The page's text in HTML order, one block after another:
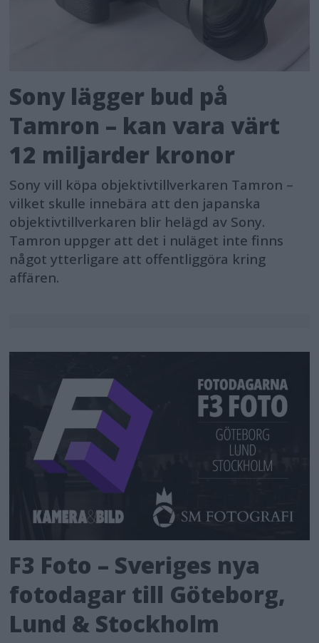
Sony lägger bud på
Tamron – kan vara värt
12 miljarder kronor
Sony vill köpa objektivtillverkaren Tamron –
vilket skulle innebära att den japanska
objektivtillverkaren blir helägd av Sony.
Tamron uppger att det i nuläget inte finns
något ytterligare att offentliggöra kring
affären.
F3 Foto – Sveriges nya
fotodagar till Göteborg,
Lund & Stockholm